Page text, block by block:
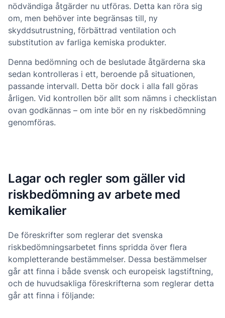
nödvändiga åtgärder nu utföras. Detta kan röra sig
om, men behöver inte begränsas till, ny
skyddsutrustning, förbättrad ventilation och
substitution av farliga kemiska produkter.
Denna bedömning och de beslutade åtgärderna ska
sedan kontrolleras i ett, beroende på situationen,
passande intervall. Detta bör dock i alla fall göras
årligen. Vid kontrollen bör allt som nämns i checklistan
ovan godkännas – om inte bör en ny riskbedömning
genomföras.
Lagar och regler som gäller vid
riskbedömning av arbete med
kemikalier
De föreskrifter som reglerar det svenska
riskbedömningsarbetet finns spridda över flera
kompletterande bestämmelser. Dessa bestämmelser
går att finna i både svensk och europeisk lagstiftning,
och de huvudsakliga föreskrifterna som reglerar detta
går att finna i följande: